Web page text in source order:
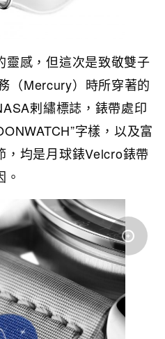
靈感，但這次是致敬雙子
（Mercury）時所穿著的
剌繡標誌，錶帶處印
字樣，以及富
，均是月球錶Velcro錶帶